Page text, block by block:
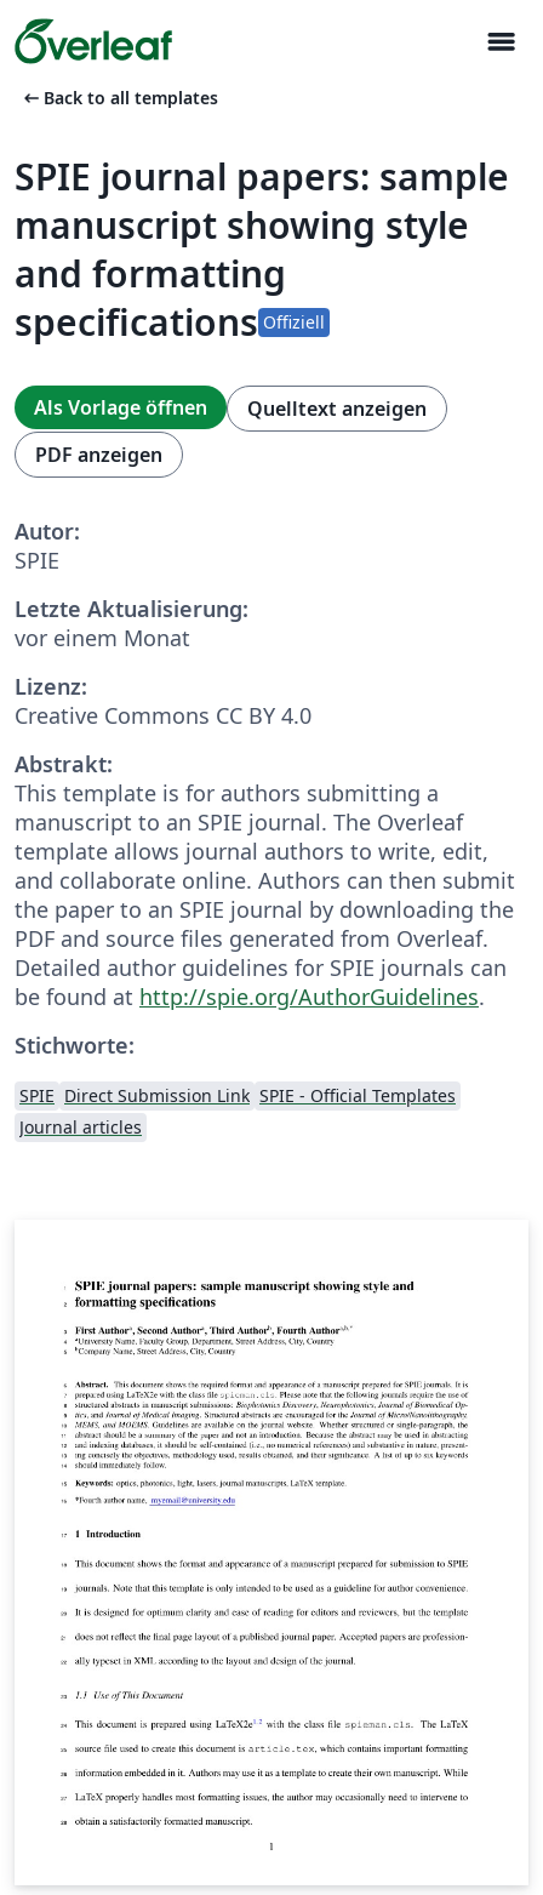
menu
arrow_left_alt Back to all templates
SPIE journal papers: sample
manuscript showing style
and formatting
specifications Offiziell
Als Vorlage öffnen
Quelltext anzeigen
PDF anzeigen
Autor:
SPIE
Letzte Aktualisierung:
vor einem Monat
Lizenz:
Creative Commons CC BY 4.0
Abstrakt:
This template is for authors submitting a
manuscript to an SPIE journal. The Overleaf
template allows journal authors to write, edit,
and collaborate online. Authors can then submit
the paper to an SPIE journal by downloading the
PDF and source files generated from Overleaf.
Detailed author guidelines for SPIE journals can
be found at http://spie.org/AuthorGuidelines.
Stichworte:
SPIE Direct Submission Link SPIE - Official Templates
Journal articles